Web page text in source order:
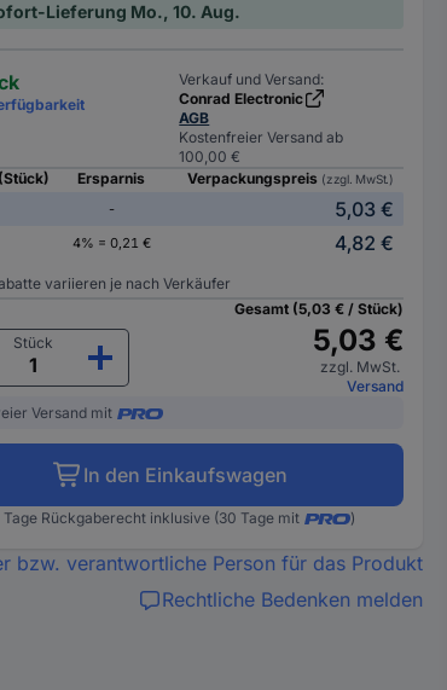
Lieferung Mo., 10. Aug.
Verkauf und Versand:
Conrad Electronic
AGB
Kostenfreier Versand ab
100,00 €
Ersparnis Verpackungspreis (zzgl. MwSt.)
-
5,03 €
4% = 0,21 € 4,82 €
variieren je nach Verkäufer
Stück
Gesamt (5,03 € / Stück)
5,03 €
zzgl. MwSt.
Versand
Versand mit
In den Einkaufswagen
Tage Rückgaberecht inklusive (30 Tage mit )
bzw. verantwortliche Person für das Produkt
Rechtliche Bedenken melden